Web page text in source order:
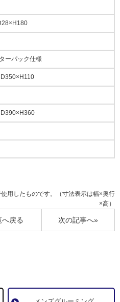
ーパック仕様
用したものです。（寸法表示は幅×奥行
×高）
次の記事へ»
へ戻る